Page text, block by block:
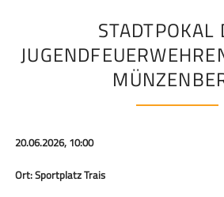
STADTPOKAL
20.06.2026, 10:00
Ort: Sportplatz Trais